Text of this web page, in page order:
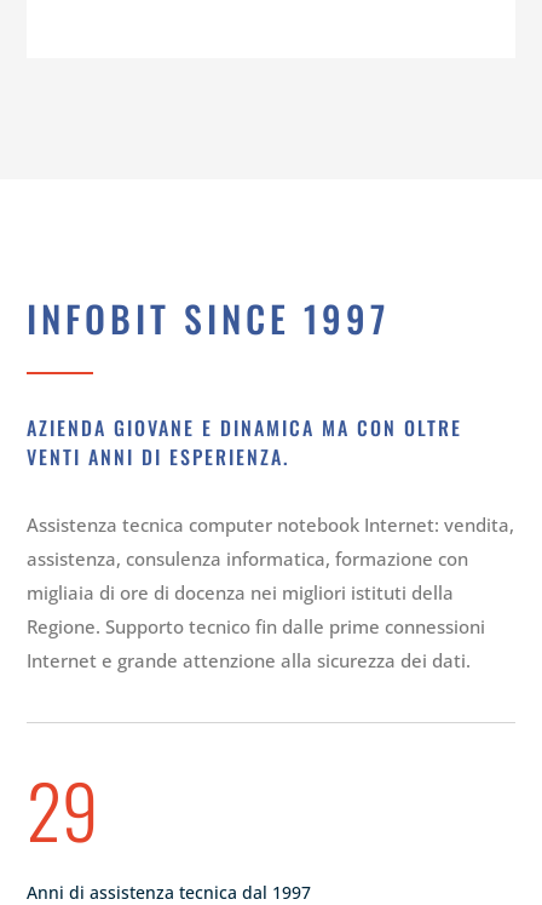
INFOBIT SINCE 1997
AZIENDA GIOVANE E DINAMICA MA CON OLTRE
VENTI ANNI DI ESPERIENZA.
Assistenza tecnica computer notebook Internet: vendita,
assistenza, consulenza informatica, formazione con
migliaia di ore di docenza nei migliori istituti della
Regione. Supporto tecnico fin dalle prime connessioni
Internet e grande attenzione alla sicurezza dei dati.
29
Anni di assistenza tecnica dal 1997